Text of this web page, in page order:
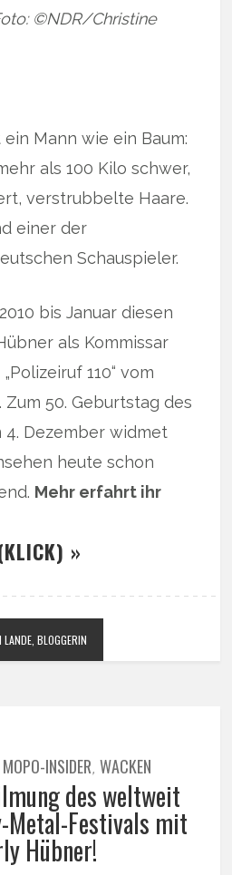
©NDR/Christine
Mann wie ein Baum:
als 100 Kilo schwer,
verstrubbelte Haare.
einer der
Schauspieler.
bis Januar diesen
als Kommissar
110“ vom
Zum 50. Geburtstag des
4. Dezember widmet
heute schon
Mehr erfahrt ihr
»
LANDE, BLOGGERIN
MOPO-INSIDER, WACKEN
des weltweit
Metal-Festivals mit
Hübner!